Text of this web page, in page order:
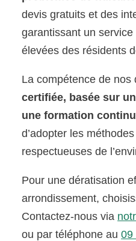
devis gratuits et des
garantissant un
élevées des résidents
La compétence de nos
certifiée, basée sur
une formation
d’adopter les
respectueuses de
Pour une dératisation
arrondissement,
Contactez-nous via
ou par téléphone au09